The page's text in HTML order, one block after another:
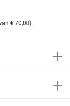
€ 70,00).